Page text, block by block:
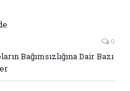
0
Bağımsızlığına Dair Bazı